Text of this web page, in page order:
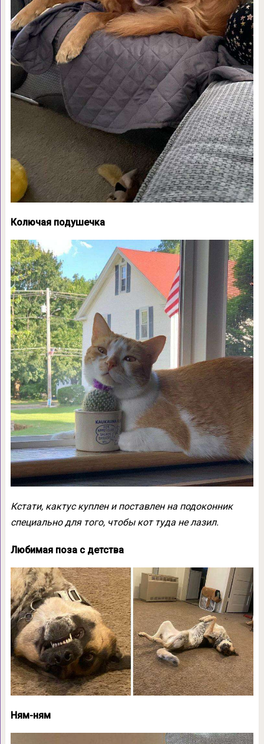
Колючая подушечка
Кстати, кактус куплен и поставлен на подоконник
специально для того, чтобы кот туда не лазил.
Любимая поза с детства
Ням-ням